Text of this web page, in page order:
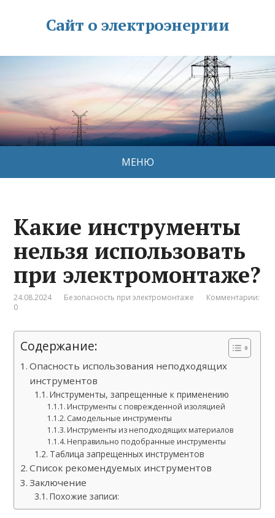
Сайт о электроэнергии
МЕНЮ
Какие инструменты
нельзя использовать
при электромонтаже?
24.08.2024 Безопасность при электромонтаже
Комментарии:
0
Содержание:
Опасность использования неподходящих
инструментов
Инструменты, запрещенные к применению
Инструменты с поврежденной изоляцией
Самодельные инструменты
Инструменты из неподходящих материалов
Неправильно подобранные инструменты
Таблица запрещенных инструментов
Список рекомендуемых инструментов
Заключение
Похожие записи: